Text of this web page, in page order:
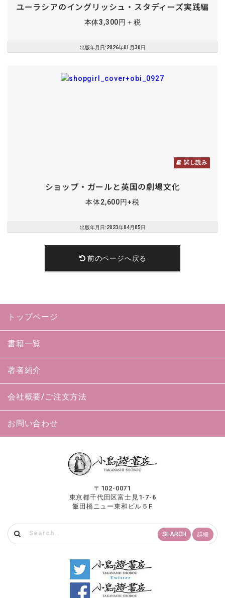
ユーラシアのイングリッシュ・スタディーズ実践編
本体3,300円＋税
出版年月日:2026年01月30日
試し読み
ショップ・ガールと英国の劇場文化
本体2,600円+税
出版年月日:2023年04月05日
前のページへ戻る
トップページ
書籍一覧
著者紹介
会社概要/ご注文方法
お問い合わせ
〒102-0071
東京都千代田区富士見1-7-6
飯田橋ニュー東和ビル５F
SEARCH 詳細